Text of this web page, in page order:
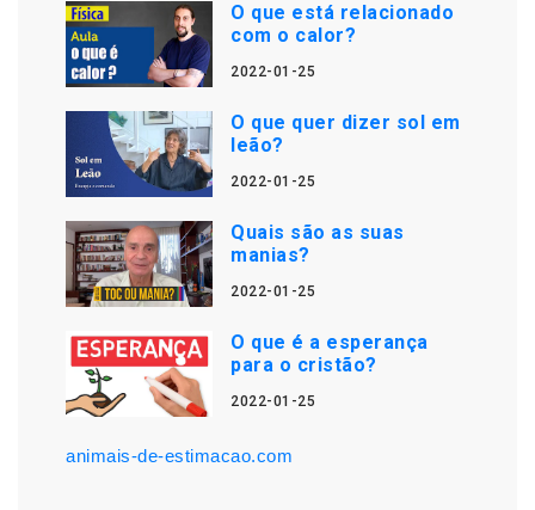
O que está relacionado
com o calor?
2022-01-25
O que quer dizer sol em
leão?
2022-01-25
Quais são as suas
manias?
2022-01-25
O que é a esperança
para o cristão?
2022-01-25
animais-de-estimacao.com